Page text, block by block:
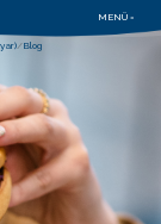
MENÜ =
Blog